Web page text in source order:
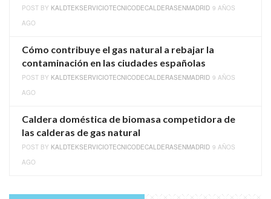
POST BY KALDTEKSERVICIOTECNICODECALDERASENMADRID 9 AÑOS
AGO
Cómo contribuye el gas natural a rebajar la
contaminación en las ciudades españolas
POST BY KALDTEKSERVICIOTECNICODECALDERASENMADRID 9 AÑOS
AGO
Caldera doméstica de biomasa competidora de
las calderas de gas natural
POST BY KALDTEKSERVICIOTECNICODECALDERASENMADRID 9 AÑOS
AGO